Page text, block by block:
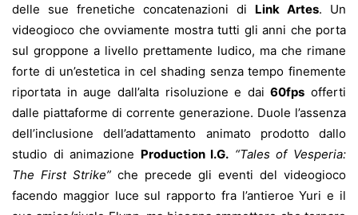
delle sue frenetiche concatenazioni di Link Artes. Un
videogioco che ovviamente mostra tutti gli anni che porta
sul groppone a livello prettamente ludico, ma che rimane
forte di un’estetica in cel shading senza tempo finemente
riportata in auge dall’alta risoluzione e dai60fps offerti
dalle piattaforme di corrente generazione. Duole l’assenza
dell’inclusione dell’adattamento animato prodotto dallo
studio di animazione Production I.G. “Tales of Vesperia:
The First Strike” che precede gli eventi del videogioco
facendo maggior luce sul rapporto fra l’antieroe Yuri e il